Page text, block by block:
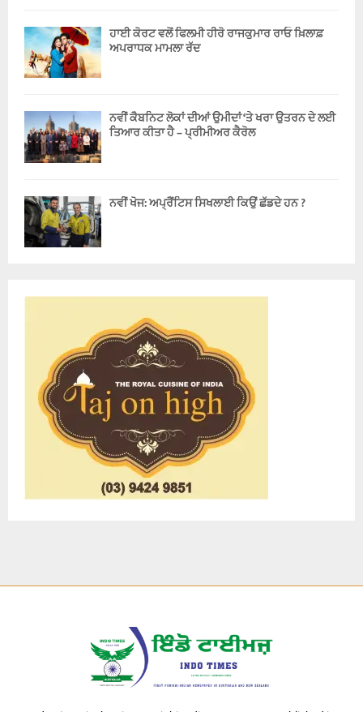
ਹਾਈ ਕੋਰਟ ਵਲੋਂ ਫਿਲਮੀ ਹੀਰੋ ਰਾਜਕੁਮਾਰ ਰਾਓ ਖ਼ਿਲਾਫ਼
ਅਪਰਾਧਕ ਮਾਮਲਾ ਰੱਦ
ਨਵੀਂ ਕੈਬਨਿਟ ਲੋਕਾਂ ਦੀਆਂ ਉਮੀਦਾਂ ‘ਤੇ ਖਰਾ ਉਤਰਨ ਦੇ ਲਈ
ਤਿਆਰ ਕੀਤਾ ਹੈ – ਪ੍ਰੀਮੀਅਰ ਕੈਰੋਲ
ਨਵੀਂ ਖੋਜ: ਅਪ੍ਰੈਂਟਿਸ ਸਿਖਲਾਈ ਕਿਉਂ ਛੱਡਦੇ ਹਨ ?